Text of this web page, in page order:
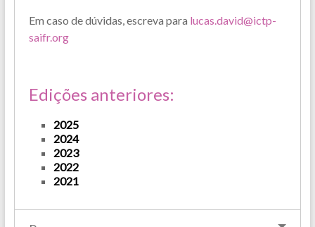
Em caso de dúvidas, escreva para lucas.david@ictp-
saifr.org
Edições anteriores:
2025
2024
2023
2022
2021